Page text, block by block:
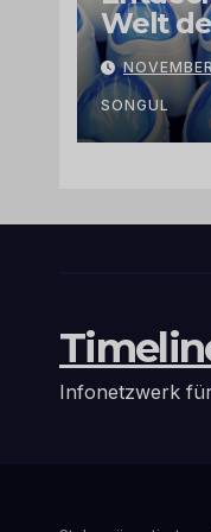
Welt
und
SONGUL
Infonetzwerk